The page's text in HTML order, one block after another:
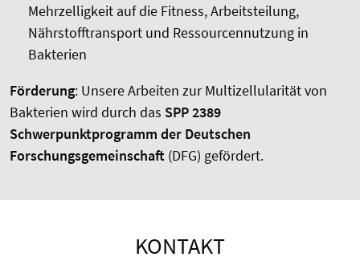
Mehrzelligkeit auf die Fitness, Arbeitsteilung,
Nährstofftransport und Ressourcennutzung in
Bakterien
Förderung: Unsere Arbeiten zur Multizellularität von
Bakterien wird durch das SPP 2389
Schwerpunktprogramm der Deutschen
Forschungsgemeinschaft (DFG) gefördert.
KONTAKT